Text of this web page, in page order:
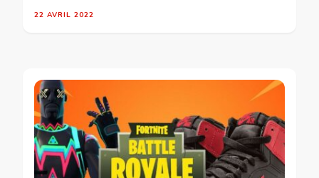
22 AVRIL 2022